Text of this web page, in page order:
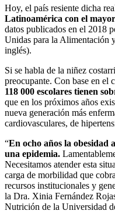
Hoy, el país resiente dicha
Latinoamérica con el
datos publicados en el 2018
Unidas para la Alimentación
inglés).
Si se habla de la niñez
preocupante. Con base en el
118 000 escolares tienen
que en los próximos años
nueva generación más
cardiovasculares, de
“En ocho años la obesidad
una epidemia.
Necesitamos atender esta
carga de morbilidad que
recursos institucionales y
la Dra. Xinia Fernández
Nutrición de la Universidad